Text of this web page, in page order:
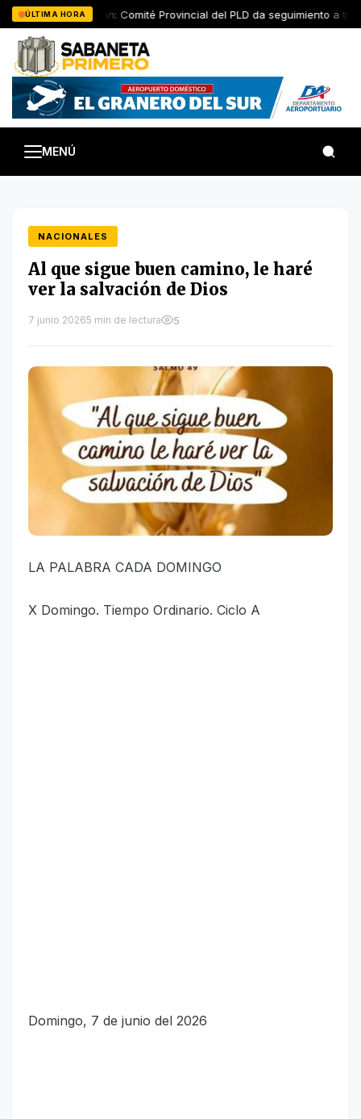
Saltar
al
contenido
ÚLTIMA HORASan Juan: Comité Provincial del PLD da seguimiento a
MENÚ
NACIONALES
Al que sigue buen camino, le haré
ver la salvación de Dios
7 junio 20265 min de lectura 5
LA PALABRA CADA DOMINGO
X Domingo. Tiempo Ordinario. Ciclo A
Domingo, 7 de junio del 2026